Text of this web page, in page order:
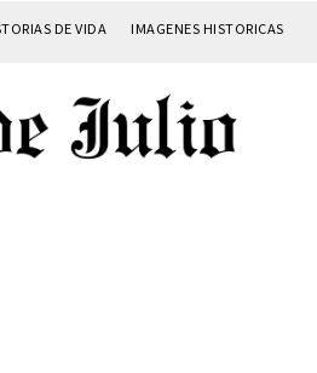
DE VIDA IMAGENES HISTORICAS